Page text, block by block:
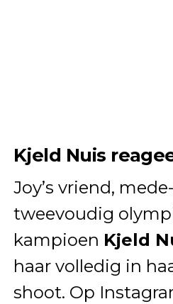
Kjeld Nuis
Joy’s vriend,
tweevoudig
kampioen Kjeld
haar volledig in
shoot. Op